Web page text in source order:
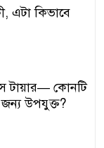
এটা কিভাবে
টায়ার— কোনটি
উপযুক্ত?